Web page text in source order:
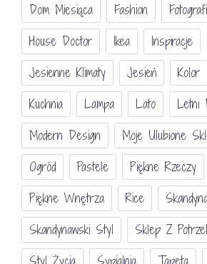
Dom Miesiąca
Fashion
House Doctor
Ikea
Inspiracje
Jesienne Klimaty
Jesień Kolor
Kuchnia
Lampa Lato
Letni
Modern Design
Moje Ulubione
Ogród
Pastele
Piękne Rzeczy
Piękne Wnętrza
Rice
Skandynawski Styl
Sklep Z
Styl Życia
Sypialnia Tapeta